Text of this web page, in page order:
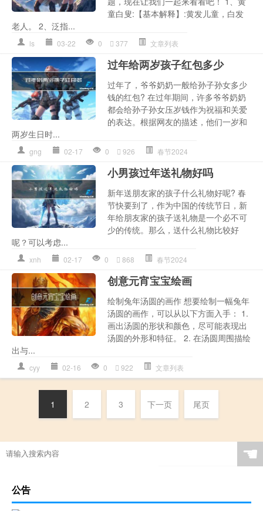
童白叟:【基本解释】:黄发儿童，白发
老人。 2、泛指...
ls 03-22 0 377 文章列表
过年给两岁孩子红包多少
过年了，爷爷奶奶一般给孙子孙女多少
钱的红包? 在过年期间，许多爷爷奶奶
都会给孙子孙女压岁钱作为祝福和关爱
的表达。根据网友的描述，他们一岁和
两岁生日时...
gng 02-17 0 926 春节2024
小男孩过年送礼物好吗
新年送朋友家的孩子什么礼物好呢? 春
节快要到了，作为中国的传统节日，新
年给朋友家的孩子送礼物是一个必不可
少的传统。那么，送什么礼物比较好
呢？可以考虑...
xnh 02-17 0 868 春节2024
创意元宵宝宝绘画
绘制兔年汤圆的画作 想要绘制一幅兔年
汤圆的画作，可以从以下方面入手： 1.
画出汤圆的形状和颜色，尽可能表现出
汤圆的外形和特征。 2. 在汤圆周围描绘
出与...
cyy 02-16 0 922 文章列表
1 2 3 下一页 尾页
☚
公告